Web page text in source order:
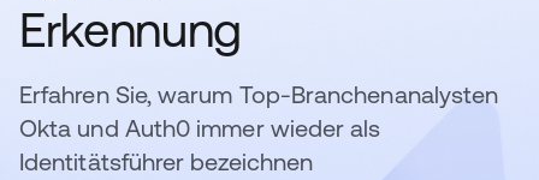
Erkennung
Erfahren Sie, warum Top-Branchenanalysten
Okta und Auth0 immer wieder als
Identitätsführer bezeichnen